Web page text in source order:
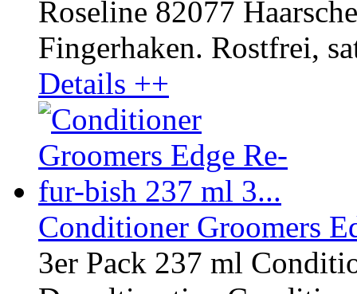
Roseline 82077
Fingerhaken. Rostfrei,
Details ++
Conditioner Groomers
3er Pack 237 ml